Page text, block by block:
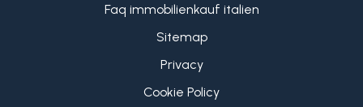
Faq immobilienkauf italien
Sitemap
Privacy
Cookie Policy